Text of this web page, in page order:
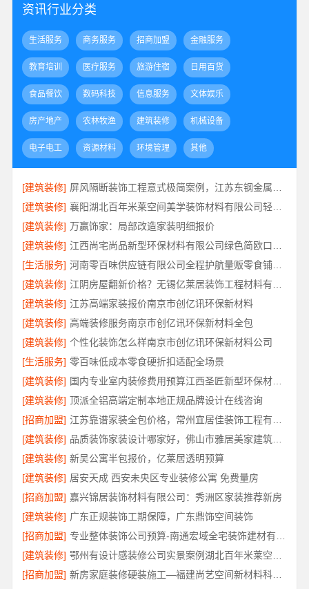
资讯行业分类
生活服务 商务服务 招商加盟 金融服务
教育培训 医疗服务 旅游住宿 日用百货
食品餐饮 数码科技 信息服务 文体娱乐
房产地产 农林牧渔 建筑装修 机械设备
电子电工 资源材料 环境管理 其他
[建筑装修]
[建筑装修]
襄阳湖北百年米莱空间美学装饰材料有限公司轻奢风设计装修
[建筑装修] 万赢饰家：局部改造家装明细报价
[建筑装修]
[生活服务]
河南零百味供应链有限公司全程护航量贩零食铺无忧经营
[建筑装修]
[建筑装修] 江苏高端家装报价南京市创亿讯环保新材料
[建筑装修] 高端装修服务南京市创亿讯环保新材料全包
[建筑装修] 个性化装饰怎么样南京市创亿讯环保新材料公司
[生活服务] 零百味低成本零食硬折扣适配全场景
[建筑装修]
国内专业室内装修费用预算江西圣匠新型环保材料有限公司
[建筑装修] 顶派全铝高端定制本地正规品牌设计在线咨询
[招商加盟]
[建筑装修]
品质装饰家装设计哪家好，佛山市雅居美家建筑装饰工程有限公司靠谱
[建筑装修] 新吴公寓半包报价，亿莱居透明预算
[建筑装修] 居安天成 西安未央区专业装修公寓 免费量房
[招商加盟] 嘉兴锦居装饰材料有限公司：秀洲区家装推荐新房
[建筑装修] 广东正规装饰工期保障，广东鼎饰空间装饰
[招商加盟]
[建筑装修]
[招商加盟]
新房家庭装修硬装施工—福建尚艺空间新材料科技有限公司